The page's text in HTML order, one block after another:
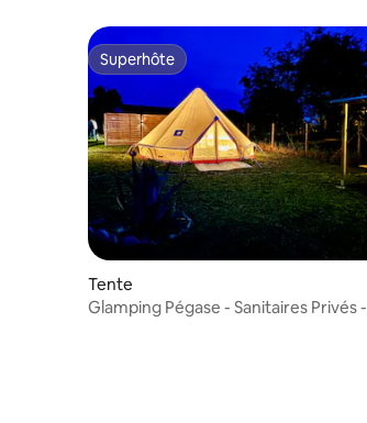
Superhôte
Superhôte
Tente
Glamping Pégase - Sanitaires Privés -